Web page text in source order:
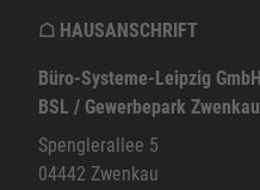
☖ HAUSANSCHRIFT
Büro-Systeme-Leipzig GmbH
BSL / Gewerbepark Zwenkau
Spenglerallee 5
04442 Zwenkau